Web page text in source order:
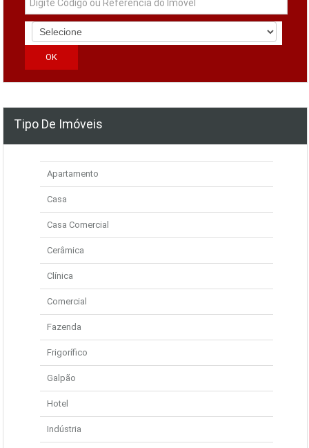
Tipo De Imóveis
Apartamento
Casa
Casa Comercial
Cerâmica
Clínica
Comercial
Fazenda
Frigorífico
Galpão
Hotel
Indústria